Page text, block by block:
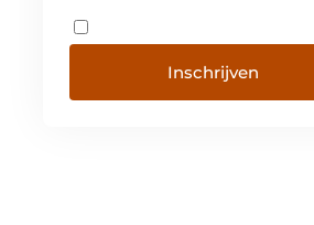
Inschrijven